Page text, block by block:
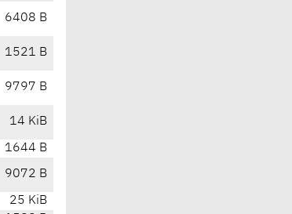
6408 B
1521 B
9797 B
14 KiB
1644 B
9072 B
25 KiB